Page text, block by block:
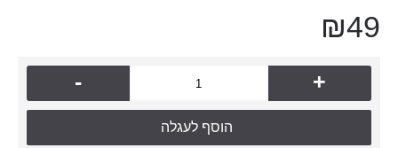
₪49
- +
הוסף לעגלה